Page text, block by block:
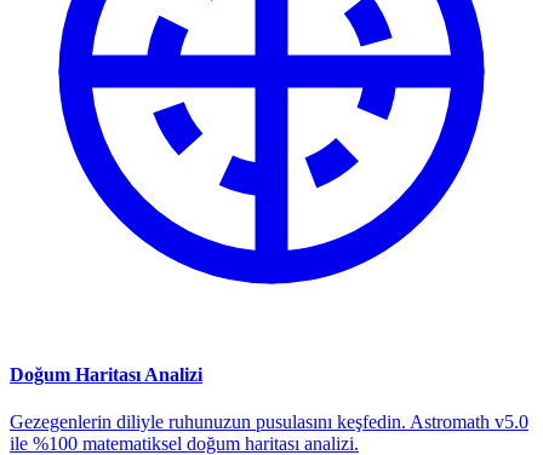
Doğum Haritası Analizi
Gezegenlerin diliyle ruhunuzun pusulasını keşfedin. Astromath v5.0
ile %100 matematiksel doğum haritası analizi.